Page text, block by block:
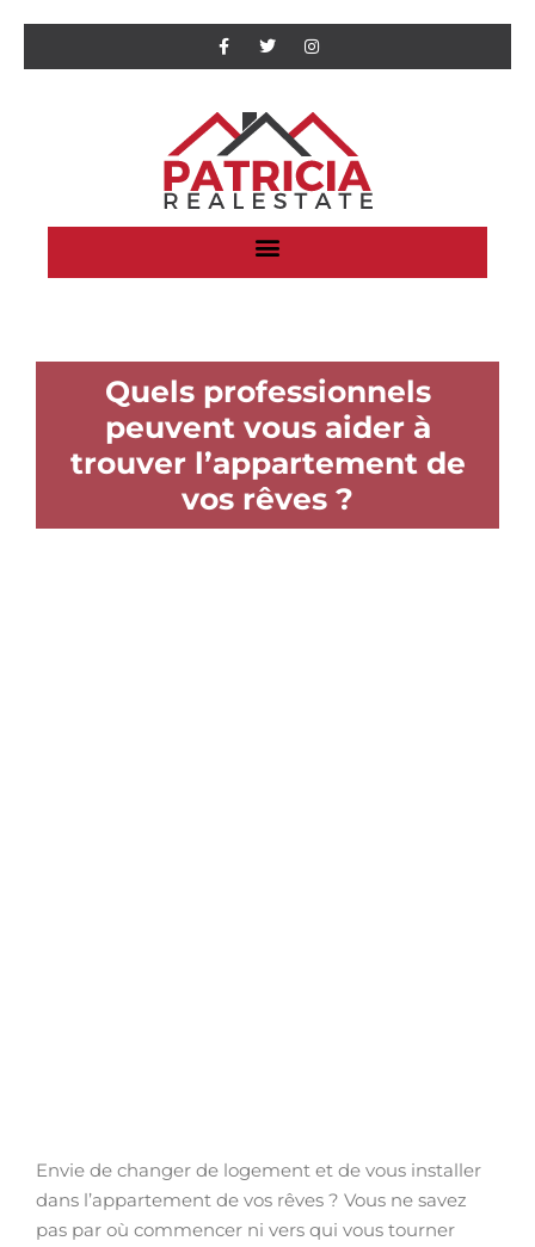
Quels professionnels
peuvent vous aider à
trouver l’appartement de
vos rêves ?
Envie de changer de logement et de vous installer
dans l’appartement de vos rêves ? Vous ne savez
pas par où commencer ni vers qui vous tourner